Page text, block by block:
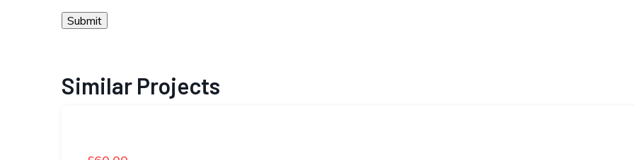
Similar Projects